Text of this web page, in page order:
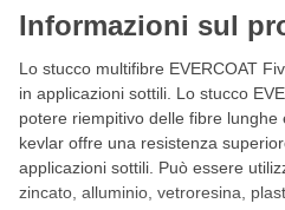
Informazioni sul
Lo stucco multifibre EVERCOAT
in applicazioni sottili. Lo stucco
potere riempitivo delle fibre
kevlar offre una resistenza
applicazioni sottili. Può essere
zincato, alluminio, vetroresina,